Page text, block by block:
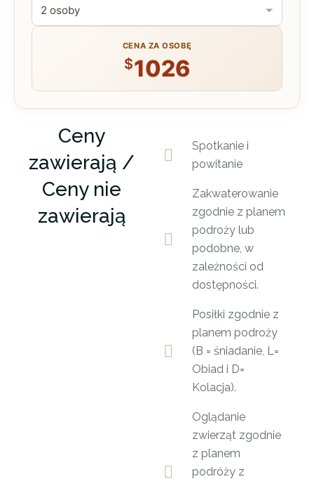
ZAKWATEROWANIE
CENA ZA OSOBĘ
$1026
Ceny
zawierają /
Ceny nie
zawierają
Spotkanie i
powitanie
Zakwaterowanie
zgodnie z planem
podroży lub
podobne, w
zależności od
dostępności.
Posiłki zgodnie z
planem podroży
(B = śniadanie, L=
Obiad i D=
Kolacja).
Oglądanie
zwierząt zgodnie
z planem
podróży z